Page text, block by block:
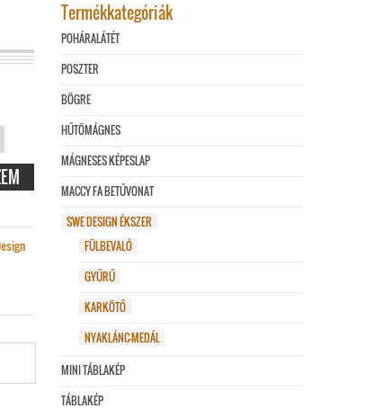
Termékkategóriák
POHÁRALÁTÉT
POSZTER
BÖGRE
HŰTÖMÁGNES
MÁGNESES KÉPESLAP
MACCY FA BETŰVONAT
SWE DESIGN ÉKSZER
FÜLBEVALÓ
GYŰRŰ
KARKÖTŐ
NYAKLÁNC-MEDÁL
MINI TÁBLAKÉP
TÁBLAKÉP